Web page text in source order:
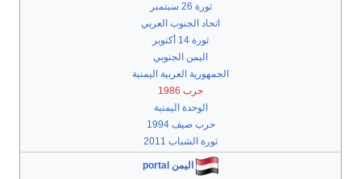
ثورة 26 سبتمبر
اتحاد الجنوب العربي
ثورة 14 أكتوبر
اليمن الجنوبي
الجمهورية العربية اليمنية
حرب 1986
الوحدة اليمنية
حرب صيف 1994
ثورة الشباب 2011
اليمن portal